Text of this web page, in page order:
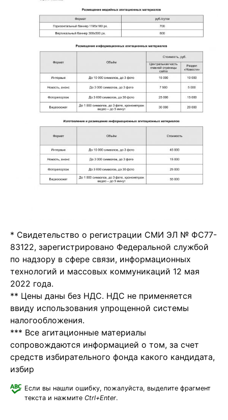
* Свидетельство о регистрации СМИ ЭЛ № ФС77-
83122, зарегистрировано Федеральной службой
по надзору в сфере связи, информационных
технологий и массовых коммуникаций 12 мая
2022 года.
** Цены даны без НДС. НДС не применяется
ввиду использования упрощенной системы
налогообложения.
*** Все агитационные материалы
сопровождаются информацией о том, за счет
средств избирательного фонда какого кандидата,
избир
Если вы нашли ошибку, пожалуйста, выделите фрагмент
текста и нажмите Ctrl+Enter.